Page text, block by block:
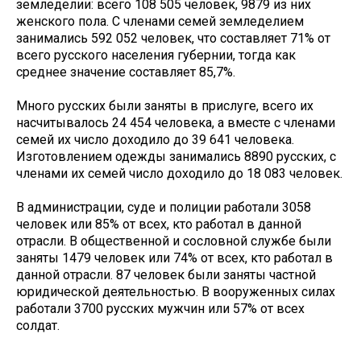
земледелии: всего 108 505 человек, 9879 из них
женского пола. С членами семей земледелием
занимались 592 052 человек, что составляет 71% от
всего русского населения губернии, тогда как
среднее значение составляет 85,7%.
Много русских были заняты в прислуге, всего их
насчитывалось 24 454 человека, а вместе с членами
семей их число доходило до 39 641 человека.
Изготовлением одежды занимались 8890 русских, с
членами их семей число доходило до 18 083 человек.
В администрации, суде и полиции работали 3058
человек или 85% от всех, кто работал в данной
отрасли. В общественной и сословной службе были
заняты 1479 человек или 74% от всех, кто работал в
данной отрасли. 87 человек были заняты частной
юридической деятельностью. В вооруженных силах
работали 3700 русских мужчин или 57% от всех
солдат.